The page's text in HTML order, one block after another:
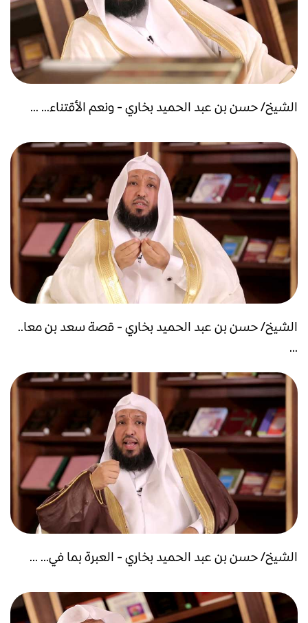
الشيخ/ حسن بن عبد الحميد بخاري - ونعم الأقتناء... ...
الشيخ/ حسن بن عبد الحميد بخاري - قصة سعد بن معا..
...
الشيخ/ حسن بن عبد الحميد بخاري - العبرة بما في... ...